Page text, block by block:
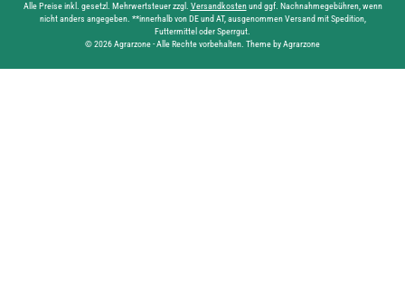
Alle Preise inkl. gesetzl. Mehrwertsteuer zzgl. Versandkostenund ggf. Nachnahmegebühren, wenn
nicht anders angegeben. **innerhalb von DE und AT, ausgenommen Versand mit Spedition,
Futtermittel oder Sperrgut.
© 2026 Agrarzone - Alle Rechte vorbehalten. Theme by Agrarzone